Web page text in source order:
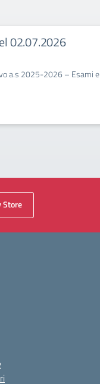
02.07.2026
a.s 2025-2026 – Esami e
Store